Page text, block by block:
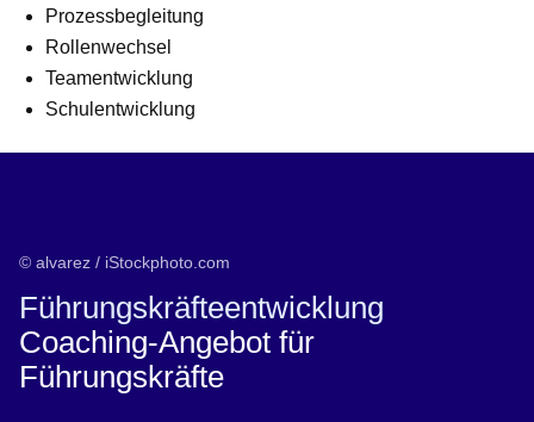
Prozessbegleitung
Rollenwechsel
Teamentwicklung
Schulentwicklung
© alvarez / iStockphoto.com
Führungskräfteentwicklung
Coaching-Angebot für
Führungskräfte